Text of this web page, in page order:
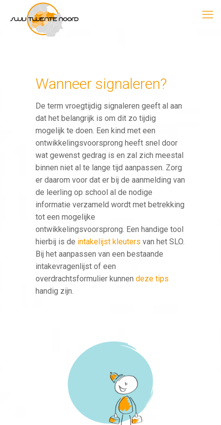
Wanneer signaleren?
De term vroegtijdig signaleren geeft al aan
dat het belangrijk is om dit zo tijdig
mogelijk te doen. Een kind met een
ontwikkelingsvoorsprong heeft snel door
wat gewenst gedrag is en zal zich meestal
binnen niet al te lange tijd aanpassen. Zorg
er daarom voor dat er bij de aanmelding van
de leerling op school al de nodige
informatie verzameld wordt met betrekking
tot een mogelijke
ontwikkelingsvoorsprong. Een handige tool
hierbij is de intakelijst kleuters van het SLO.
Bij het aanpassen van een bestaande
intakevragenlijst of een
overdrachtsformulier kunnen deze tips
handig zijn.